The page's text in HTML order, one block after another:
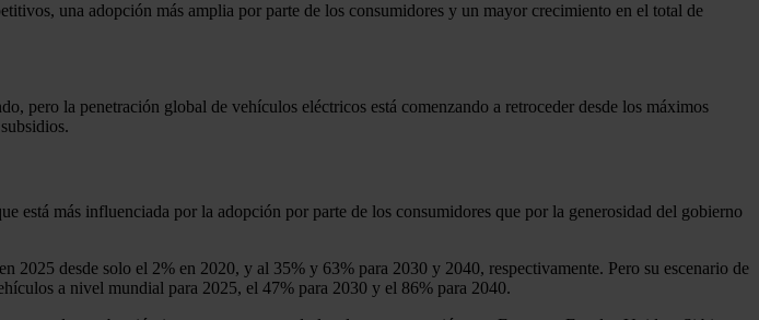
una adopción más amplia por parte de los consumidores y un mayor crecimiento en el total de
pero la penetración global de vehículos eléctricos está comenzando a retroceder desde los máximos
está más influenciada por la adopción por parte de los consumidores que por la generosidad del gobierno
2025 desde solo el 2% en 2020, y al 35% y 63% para 2030 y 2040, respectivamente. Pero su escenario de
a nivel mundial para 2025, el 47% para 2030 y el 86% para 2040.